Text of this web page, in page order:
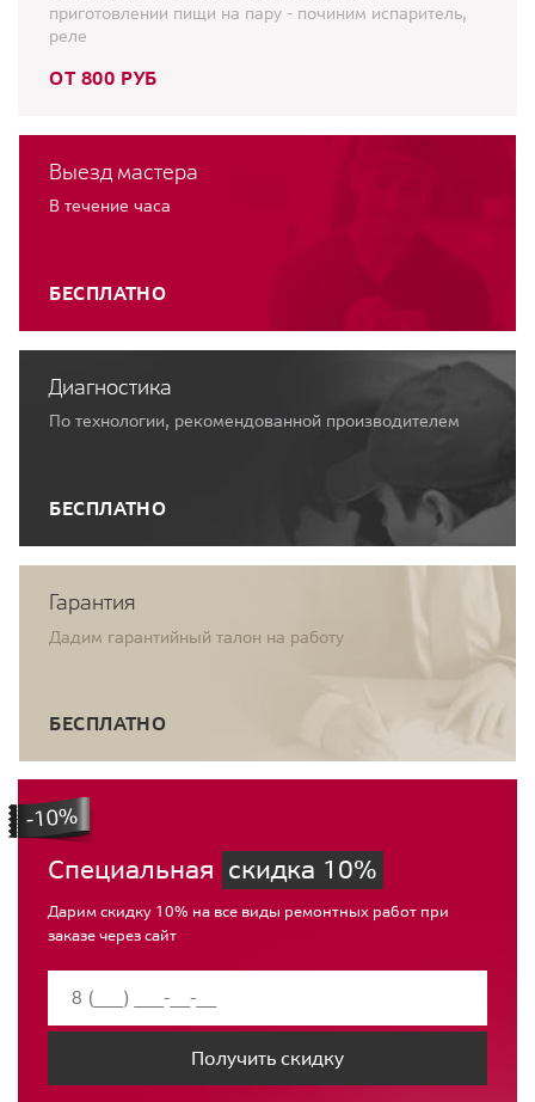
приготовлении пищи на пару - починим испаритель,
реле
ОТ 800 РУБ
Выезд мастера
В течение часа
БЕСПЛАТНО
Диагностика
По технологии, рекомендованной производителем
БЕСПЛАТНО
Гарантия
Дадим гарантийный талон на работу
БЕСПЛАТНО
Специальная скидка 10%
Дарим скидку 10% на все виды ремонтных работ при
заказе через сайт
Получить скидку